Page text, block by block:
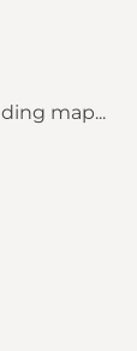
map...